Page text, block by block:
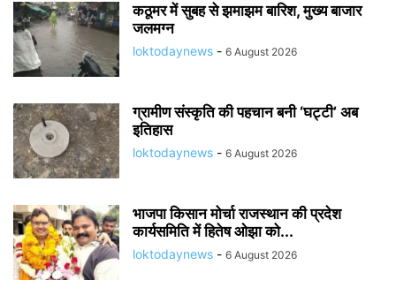
कठूमर में सुबह से झमाझम बारिश, मुख्य बाजार
जलमग्न
loktodaynews - 6 August 2026
ग्रामीण संस्कृति की पहचान बनी ‘घट्टी’ अब
इतिहास
loktodaynews - 6 August 2026
भाजपा किसान मोर्चा राजस्थान की प्रदेश
कार्यसमिति में हितेष ओझा को...
loktodaynews - 6 August 2026